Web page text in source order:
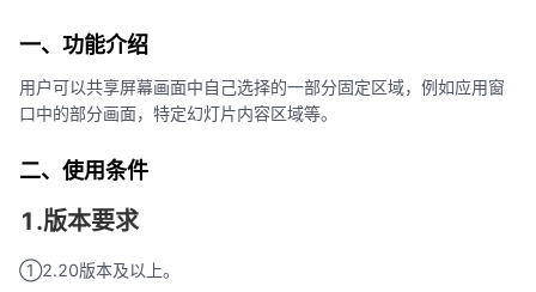
一、功能介绍
用户可以共享屏幕画面中自己选择的一部分固定区域，例如应用窗
口中的部分画面，特定幻灯片内容区域等。
二、使用条件
1.版本要求
①2.20版本及以上。